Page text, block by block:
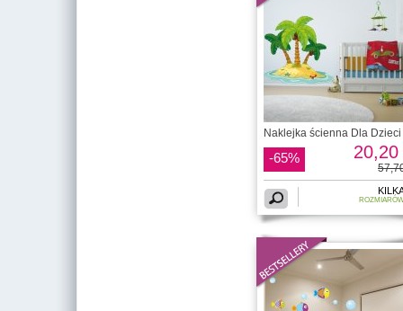
Naklejka ścienna Dla Dzieci
-65% 20,20